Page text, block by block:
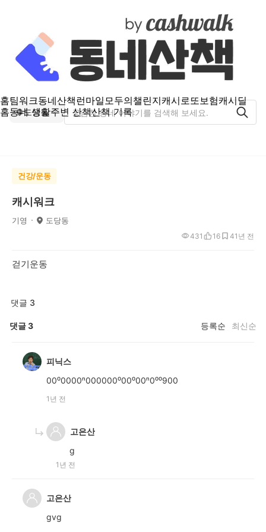
홈팀워크동네산책런마일모두의챌린지캐시로또보험캐시딜
홈동네 생활주변 산책산책 기록
도당동
건강/운동
캐시워크
기영 도당동
1년 전
431 16 4
걷기운동
댓글 3
댓글3 등록순 최신순
피닉스
00⁰0000ⁿ000000⁰00⁰00ⁿ0⁰⁰900
1년 전
고은산
g
1년 전
고은산
gvg